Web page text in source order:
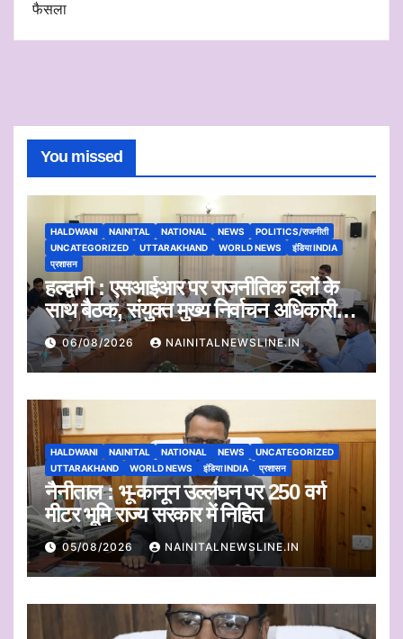
फैसला
You missed
HALDWANI NAINITAL NATIONAL NEWS
POLITICS/राजनीती
UNCATEGORIZED
UTTARAKHAND WORLD NEWS
इंडिया INDIA
प्रशासन
हल्द्वानी : एसआईआर पर राजनीतिक दलों के
साथ बैठक, संयुक्त मुख्य निर्वाचन अधिकारी ने
सुनी आपत्तियां
06/08/2026 NAINITALNEWSLINE.IN
HALDWANI NAINITAL NATIONAL NEWS
UNCATEGORIZED
UTTARAKHAND
WORLD NEWS इंडिया INDIA प्रशासन
नैनीताल : भू-कानून उल्लंघन पर 250 वर्ग
मीटर भूमि राज्य सरकार में निहित
05/08/2026 NAINITALNEWSLINE.IN